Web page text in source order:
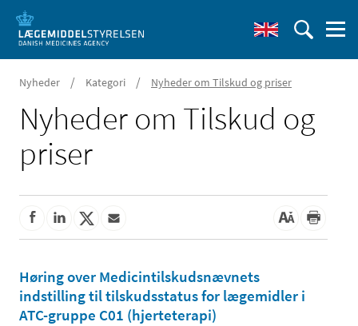
Nyheder / Kategori / Nyheder om Tilskud og priser
Nyheder om Tilskud og
priser
Høring over Medicintilskudsnævnets
indstilling til tilskudsstatus for lægemidler i
ATC-gruppe C01 (hjerteterapi)